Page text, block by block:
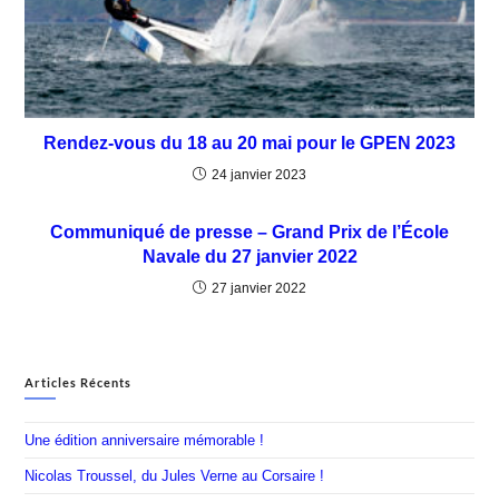
Rendez-vous du 18 au 20 mai pour le GPEN 2023
24 janvier 2023
Communiqué de presse – Grand Prix de l’École
Navale du 27 janvier 2022
27 janvier 2022
Articles Récents
Une édition anniversaire mémorable !
Nicolas Troussel, du Jules Verne au Corsaire !